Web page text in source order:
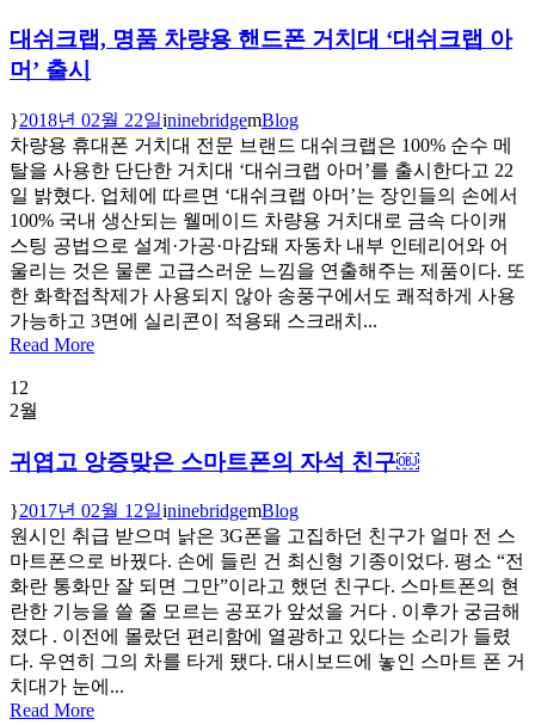
대쉬크랩, 명품 차량용 핸드폰 거치대 ‘대쉬크랩 아
머’ 출시
2018년 02월 22일 ninebridge
Blog
차량용 휴대폰 거치대 전문 브랜드 대쉬크랩은 100% 순수 메
탈을 사용한 단단한 거치대 ‘대쉬크랩 아머’를 출시한다고 22
일 밝혔다. 업체에 따르면 ‘대쉬크랩 아머’는 장인들의 손에서
100% 국내 생산되는 웰메이드 차량용 거치대로 금속 다이캐
스팅 공법으로 설계·가공·마감돼 자동차 내부 인테리어와 어
울리는 것은 물론 고급스러운 느낌을 연출해주는 제품이다. 또
한 화학접착제가 사용되지 않아 송풍구에서도 쾌적하게 사용
가능하고 3면에 실리콘이 적용돼 스크래치...
Read More
12
2월
귀엽고 앙증맞은 스마트폰의 자석 친구￼
2017년 02월 12일 ninebridge
Blog
원시인 취급 받으며 낡은 3G폰을 고집하던 친구가 얼마 전 스
마트폰으로 바꿨다. 손에 들린 건 최신형 기종이었다. 평소 “전
화란 통화만 잘 되면 그만”이라고 했던 친구다. 스마트폰의 현
란한 기능을 쓸 줄 모르는 공포가 앞섰을 거다 . 이후가 궁금해
졌다 . 이전에 몰랐던 편리함에 열광하고 있다는 소리가 들렸
다. 우연히 그의 차를 타게 됐다. 대시보드에 놓인 스마트 폰 거
치대가 눈에...
Read More